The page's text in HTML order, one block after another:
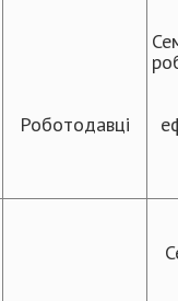
Роботодавці